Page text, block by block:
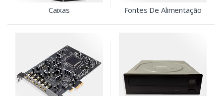
Caixas Fontes De Alimentação